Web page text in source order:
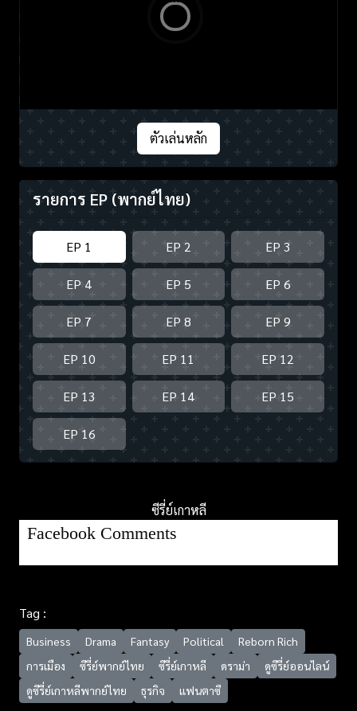
ตัวเล่นหลัก
รายการ EP (พากย์ไทย)
EP 1 EP 2 EP 3
EP 4 EP 5 EP 6
EP 7 EP 8 EP 9
EP 10 EP 11 EP 12
EP 13 EP 14 EP 15
EP 16
ซีรี่ย์เกาหลี
Facebook Comments
Tag :
Business Drama Fantasy Political
Reborn Rich
การเมือง
ซีรี่ย์พากย์ไทย ซีรี่ย์เกาหลี ดราม่า
ดูซีรี่ย์ออนไลน์
ดูซีรี่ย์เกาหลีพากย์ไทย
ธุรกิจ แฟนตาซี